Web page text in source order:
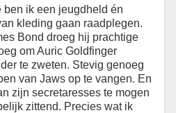
ik een jeugdheld én
kleding gaan raadplegen.
Bond droeg hij prachtige
om Auric Goldfinger
te zweten. Stevig genoeg
van Jaws op te vangen. En
zijn secretaresses te mogen
zittend. Precies wat ik